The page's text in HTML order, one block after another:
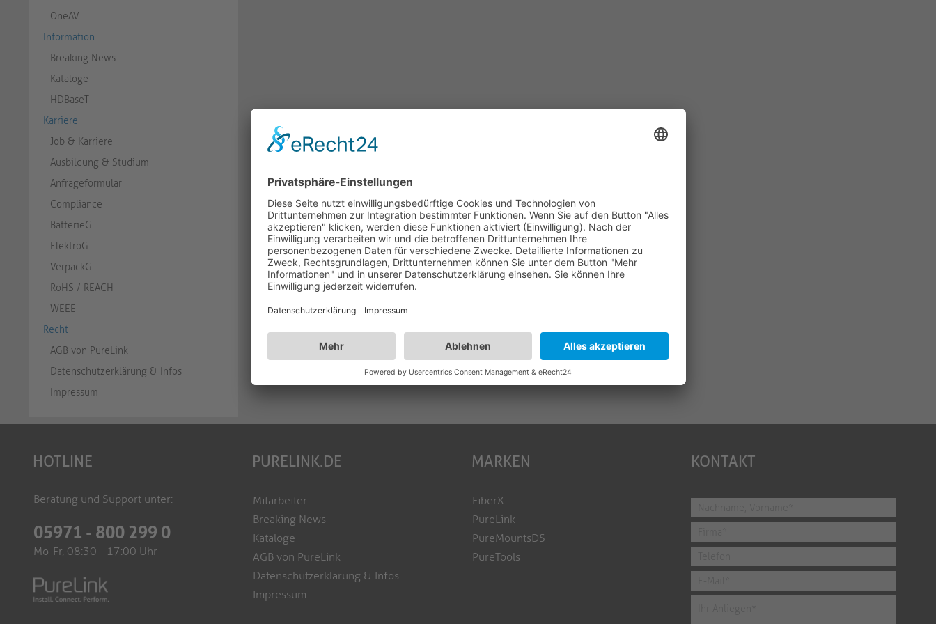
OneAV
Information
Breaking News
Kataloge
HDBaseT
Karriere
Job & Karriere
Ausbildung & Studium
Anfrageformular
Compliance
BatterieG
ElektroG
VerpackG
RoHS / REACH
WEEE
Recht
AGB von PureLink
Datenschutzerklärung & Infos
Impressum
HOTLINE
Beratung und Support unter:
05971 - 800 299 0
Mo-Fr, 08:30 - 17:00 Uhr
PURELINK.DE
Mitarbeiter
Breaking News
Kataloge
AGB von PureLink
Datenschutzerklärung & Infos
Impressum
MARKEN
FiberX
PureLink
PureMountsDS
PureTools
KONTAKT